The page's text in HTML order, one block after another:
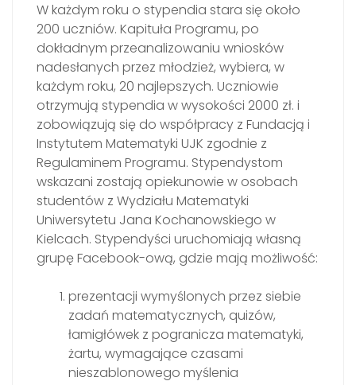
W każdym roku o stypendia stara się około
200 uczniów. Kapituła Programu, po
dokładnym przeanalizowaniu wniosków
nadesłanych przez młodzież, wybiera, w
każdym roku, 20 najlepszych. Uczniowie
otrzymują stypendia w wysokości 2000 zł. i
zobowiązują się do współpracy z Fundacją i
Instytutem Matematyki UJK zgodnie z
Regulaminem Programu. Stypendystom
wskazani zostają opiekunowie w osobach
studentów z Wydziału Matematyki
Uniwersytetu Jana Kochanowskiego w
Kielcach. Stypendyści uruchomiają własną
grupę Facebook-ową, gdzie mają możliwość:
prezentacji wymyślonych przez siebie
zadań matematycznych, quizów,
łamigłówek z pogranicza matematyki,
żartu, wymagające czasami
nieszablonowego myślenia